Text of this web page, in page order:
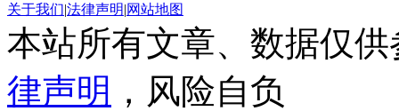
关于我们|法律声明|网站地图
本站所有文章、数据仅
律声明 ，风险自负